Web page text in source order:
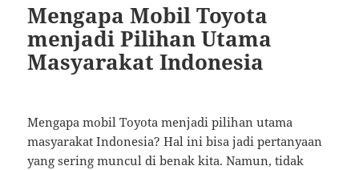
Mengapa Mobil Toyota
menjadi Pilihan Utama
Masyarakat Indonesia
Mengapa mobil Toyota menjadi pilihan utama
masyarakat Indonesia? Hal ini bisa jadi pertanyaan
yang sering muncul di benak kita. Namun, tidak